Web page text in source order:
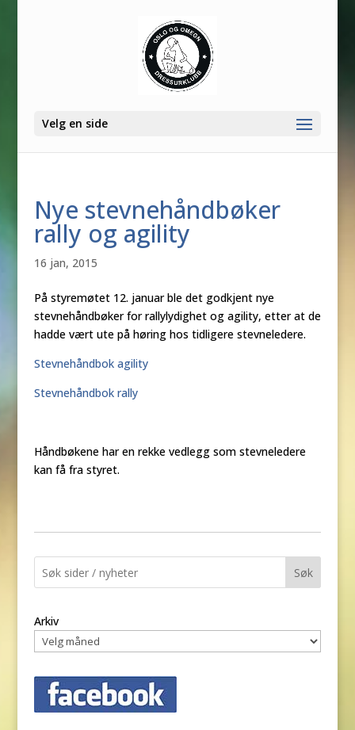
Velg en side
Nye stevnehåndbøker
rally og agility
16 jan, 2015
På styremøtet 12. januar ble det godkjent nye
stevnehåndbøker for rallylydighet og agility, etter at de
hadde vært ute på høring hos tidligere stevneledere.
Stevnehåndbok agility
Stevnehåndbok rally
Håndbøkene har en rekke vedlegg som stevneledere
kan få fra styret.
Søk
Arkiv